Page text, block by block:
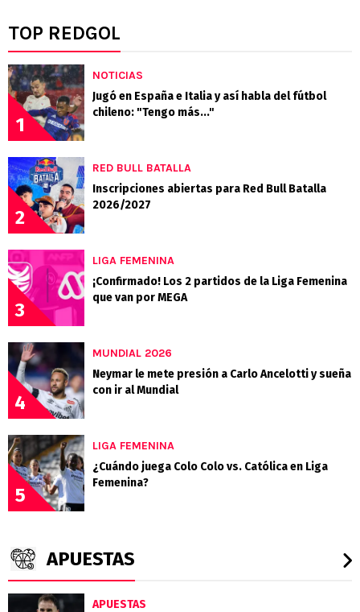
TOP REDGOL
1
NOTICIAS
Jugó en España e Italia y así habla del fútbol
chileno: "Tengo más..."
2
RED BULL BATALLA
Inscripciones abiertas para Red Bull Batalla
2026/2027
3
LIGA FEMENINA
¡Confirmado! Los 2 partidos de la Liga Femenina
que van por MEGA
4
MUNDIAL 2026
Neymar le mete presión a Carlo Ancelotti y sueña
con ir al Mundial
5
LIGA FEMENINA
¿Cuándo juega Colo Colo vs. Católica en Liga
Femenina?
APUESTAS
APUESTAS